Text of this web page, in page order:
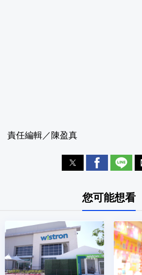
責任編輯／陳盈真
您可能想看